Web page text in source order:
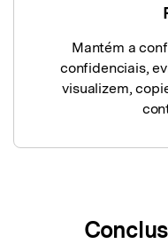
Mantém a
confidenciais,
visualizem,